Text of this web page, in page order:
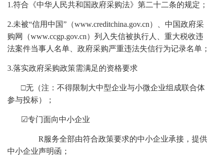
1.符合《中华人民共和国政府采购法》第二十二条的规定；
2.未被“信用中国”（www.creditchina.gov.cn）、中国政府采
购网（www.ccgp.gov.cn）列入失信被执行人、重大税收违
法案件当事人名单、政府采购严重违法失信行为记录名单；
3.落实政府采购政策需满足的资格要求
□无（注：不得限制大中型企业与小微企业组成联合体
参与投标）；
☑专门面向中小企业
R 服务全部由符合政策要求的中小企业承接，提供
中小企业声明函；